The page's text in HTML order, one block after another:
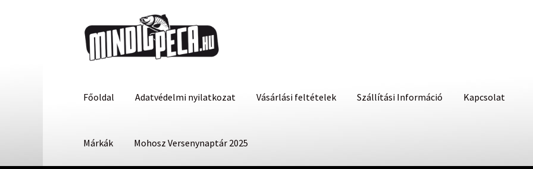
a
navigációhoz
a
tartalomba
Főoldal Adatvédelmi nyilatkozat Vásárlási feltételek Szállítási Információ Kapcsolat
Márkák Mohosz Versenynaptár 2025